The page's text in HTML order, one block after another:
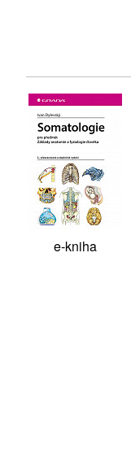
e-kniha